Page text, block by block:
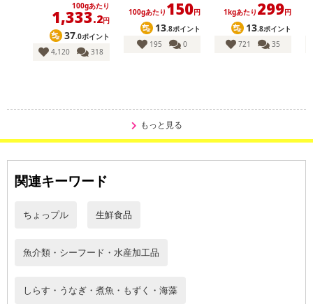
【賞味・消費期限のある商品について】
商品到着時点でのお日持ち期間は、配送日数などにより異なります
のでご了承ください。
にご納得いただきましたうえでお申し込みください。
また、[新たな加工食品の原料原産地表示制度]の経過措置期間の終
合がございます。
によるお申込み後のキャンセル・返品交換は対応いたしかねます。
※送料はお試し費用に含まれております。
100gあたり
1,333.2円
37.0ポイント
4,120
318
100gあたり 150円
13.8ポイント
195
0
1kgあたり 299円
13.8ポイント
721
35
もっと見る
関連キーワード
ちょっプル 生鮮食品
魚介類・シーフード・水産加工品
しらす・うなぎ・煮魚・もずく・海藻